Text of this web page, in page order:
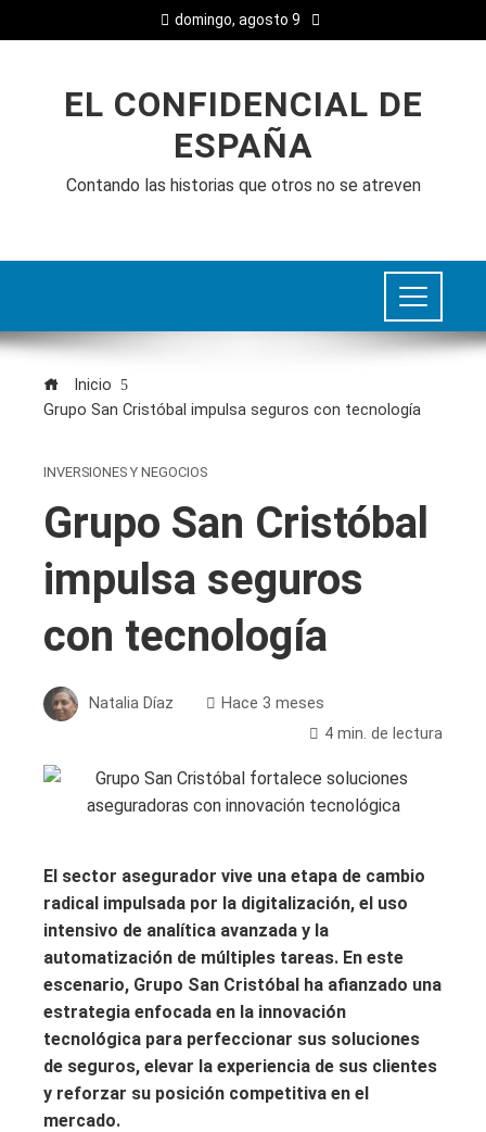
domingo, agosto 9
EL CONFIDENCIAL DE
ESPAÑA
Contando las historias que otros no se atreven
Inicio
Grupo San Cristóbal impulsa seguros con tecnología
INVERSIONES Y NEGOCIOS
Grupo San Cristóbal
impulsa seguros
con tecnología
Natalia Díaz
Hace 3 meses
4 min. de lectura
El sector asegurador vive una etapa de cambio
radical impulsada por la digitalización, el uso
intensivo de analítica avanzada y la
automatización de múltiples tareas. En este
escenario, Grupo San Cristóbal ha afianzado una
estrategia enfocada en la innovación
tecnológica para perfeccionar sus soluciones
de seguros, elevar la experiencia de sus clientes
y reforzar su posición competitiva en el
mercado.